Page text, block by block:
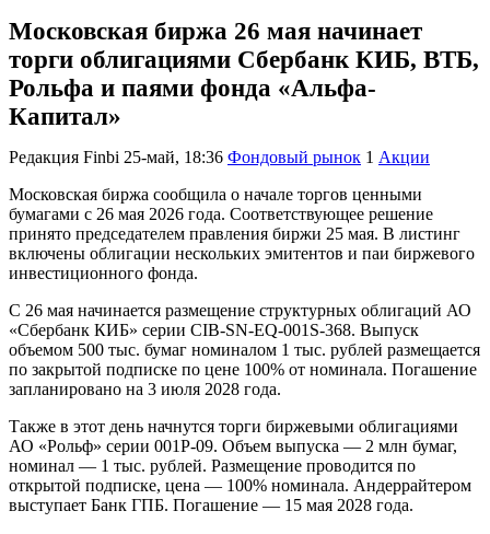
Московская биржа 26 мая начинает
торги облигациями Сбербанк КИБ, ВТБ,
Рольфа и паями фонда «Альфа-
Капитал»
Редакция Finbi 25-май, 18:36 Фондовый рынок 1 Акции
Московская биржа сообщила о начале торгов ценными
бумагами с 26 мая 2026 года. Соответствующее решение
принято председателем правления биржи 25 мая. В листинг
включены облигации нескольких эмитентов и паи биржевого
инвестиционного фонда.
С 26 мая начинается размещение структурных облигаций АО
«Сбербанк КИБ» серии CIB-SN-EQ-001S-368. Выпуск
объемом 500 тыс. бумаг номиналом 1 тыс. рублей размещается
по закрытой подписке по цене 100% от номинала. Погашение
запланировано на 3 июля 2028 года.
Также в этот день начнутся торги биржевыми облигациями
АО «Рольф» серии 001P-09. Объем выпуска — 2 млн бумаг,
номинал — 1 тыс. рублей. Размещение проводится по
открытой подписке, цена — 100% номинала. Андеррайтером
выступает Банк ГПБ. Погашение — 15 мая 2028 года.